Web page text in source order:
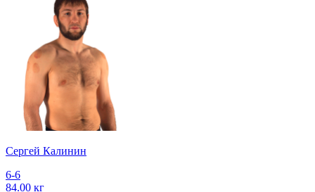
Сергей Калинин
6-6
84.00 кг